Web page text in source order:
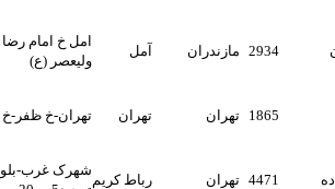
مازندران آمل
امل خ امام رضا (ع) - درمانگاه
ولیعصر (ع)
تهران تهران-خ ظفر-خ نونهالان-پ43
تهران رباط کریم
شهرک غرب-بلواردریا-خ گلها-